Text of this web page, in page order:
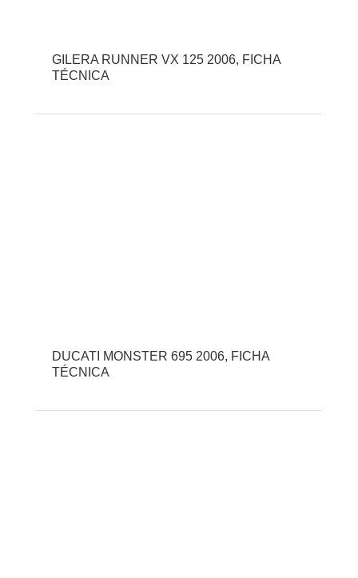
GILERA RUNNER VX 125 2006, FICHA
TÉCNICA
DUCATI MONSTER 695 2006, FICHA
TÉCNICA